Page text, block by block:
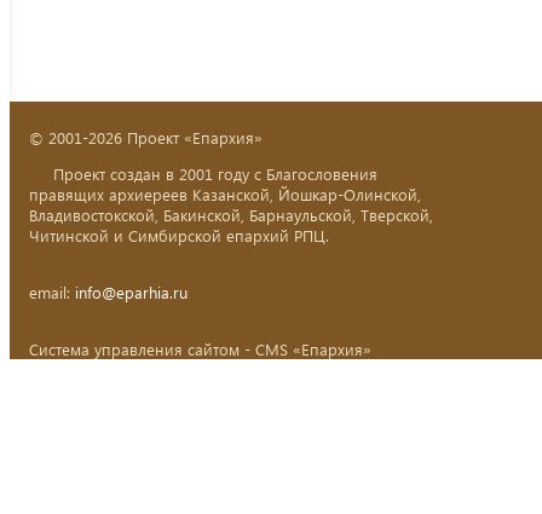
© 2001-2026 Проект «Епархия»
Проект создан в 2001 году с Благословения
правящих архиереев Казанской, Йошкар-Олинской,
Владивостокской, Бакинской, Барнаульской, Тверской,
Читинской и Симбирской епархий РПЦ.
email: info@eparhia.ru
Система управления сайтом - CMS «Епархия»